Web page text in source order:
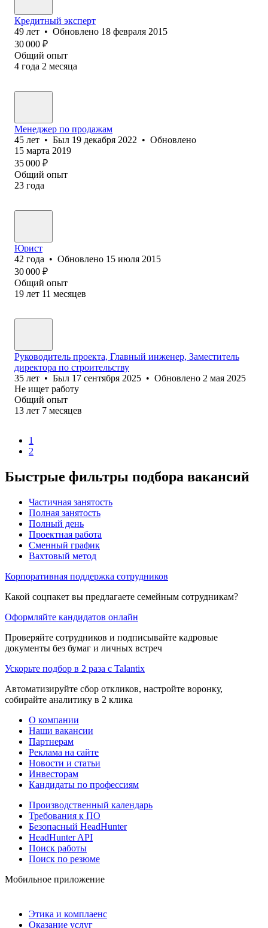
Кредитный эксперт
49 лет • Обновлено 18 февраля 2015
30 000 ₽
Общий опыт
4 года 2 месяца
Менеджер по продажам
45 лет • Был 19 декабря 2022 • Обновлено
15 марта 2019
35 000 ₽
Общий опыт
23 года
Юрист
42 года • Обновлено 15 июля 2015
30 000 ₽
Общий опыт
19 лет 11 месяцев
Руководитель проекта, Главный инженер, Заместитель
директора по строительству
35 лет • Был 17 сентября 2025 • Обновлено 2 мая 2025
Не ищет работу
Общий опыт
13 лет 7 месяцев
1
2
Быстрые фильтры подбора вакансий
Частичная занятость
Полная занятость
Полный день
Проектная работа
Сменный график
Вахтовый метод
Корпоративная поддержка сотрудников
Какой соцпакет вы предлагаете семейным сотрудникам?
Оформляйте кандидатов онлайн
Проверяйте сотрудников и подписывайте кадровые
документы без бумаг и личных встреч
Ускорьте подбор в 2 раза с Talantix
Автоматизируйте сбор откликов, настройте воронку,
собирайте аналитику в 2 клика
О компании
Наши вакансии
Партнерам
Реклама на сайте
Новости и статьи
Инвесторам
Кандидаты по профессиям
Производственный календарь
Требования к ПО
Безопасный HeadHunter
HeadHunter API
Поиск работы
Поиск по резюме
Мобильное приложение
Этика и комплаенс
Оказание услуг